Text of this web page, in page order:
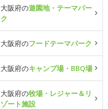
大阪府の遊園地・テーマパー
ク
大阪府のフードテーマパーク
大阪府のキャンプ場・BBQ場
大阪府の牧場・レジャー＆リ
ゾート施設